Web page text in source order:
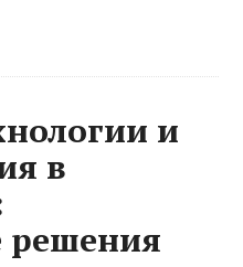
и
в
решения